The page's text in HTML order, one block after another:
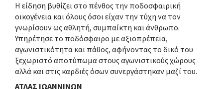
Η είδηση βυθίζει στο πένθος την ποδοσφαιρική
οικογένεια και όλους όσοι είχαν την τύχη να τον
γνωρίσουν ως αθλητή, συμπαίκτη και άνθρωπο.
Υπηρέτησε το ποδόσφαιρο με αξιοπρέπεια,
αγωνιστικότητα και πάθος, αφήνοντας το δικό του
ξεχωριστό αποτύπωμα στους αγωνιστικούς χώρους
αλλά και στις καρδιές όσων συνεργάστηκαν μαζί του.
ΑΤΛΑΣ ΙΩΑΝΝΙΝΩΝ